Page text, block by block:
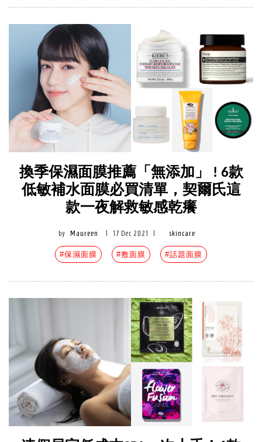
換季保濕面膜推薦「無添加」 ! 6款
低敏補水面膜必買清單，契爾氏這
款一夜解救敏感乾癢
by Maureen 17 Dec 2021 skincare
#保濕面膜 #敷面膜 #話題面膜